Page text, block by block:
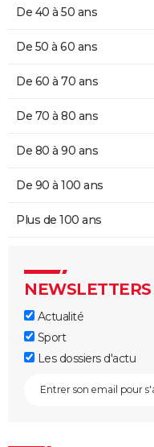
De 40 à 50 ans
De 50 à 60 ans
De 60 à 70 ans
De 70 à 80 ans
De 80 à 90 ans
De 90 à 100 ans
Plus de 100 ans
NEWSLETTERS
Actualité
Sport
Les dossiers d'actu